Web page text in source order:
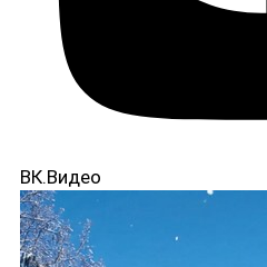
ВК.Видео